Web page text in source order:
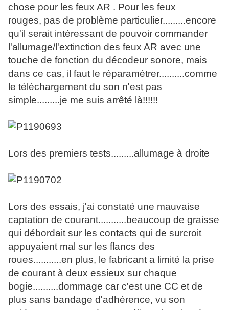
chose pour les feux AR . Pour les feux
rouges, pas de problème particulier.........encore
qu'il serait intéressant de pouvoir commander
l'allumage/l'extinction des feux AR avec une
touche de fonction du décodeur sonore, mais
dans ce cas, il faut le réparamétrer..........comme
le téléchargement du son n'est pas
simple.........je me suis arrêté là!!!!!!
Lors des premiers tests.........allumage à droite
Lors des essais, j'ai constaté une mauvaise
captation de courant...........beaucoup de graisse
qui débordait sur les contacts qui de surcroit
appuyaient mal sur les flancs des
roues...........en plus, le fabricant a limité la prise
de courant à deux essieux sur chaque
bogie..........dommage car c'est une CC et de
plus sans bandage d'adhérence, vu son